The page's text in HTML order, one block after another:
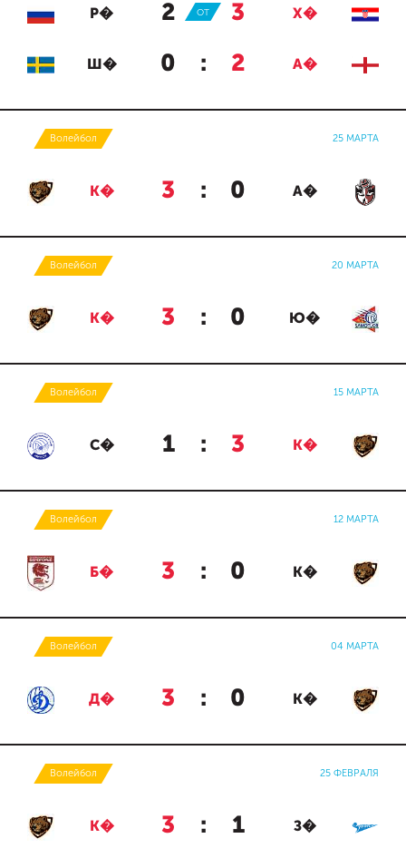
Р� 2 : 3 Х�
ОТ
Ш� 0 : 2 А�
Волейбол 25 МАРТА
К� 3 : 0 А�
Волейбол 20 МАРТА
К� 3 : 0 Ю�
Волейбол 15 МАРТА
С� 1 : 3 К�
Волейбол 12 МАРТА
Б� 3 : 0 К�
Волейбол 04 МАРТА
Д� 3 : 0 К�
Волейбол 25 ФЕВРАЛЯ
К� 3 : 1 З�